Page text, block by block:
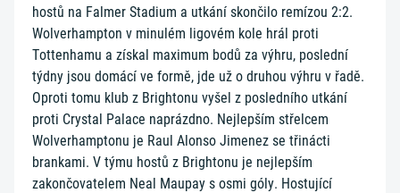
hostů na Falmer Stadium a utkání skončilo remízou 2:2.
Wolverhampton v minulém ligovém kole hrál proti
Tottenhamu a získal maximum bodů za výhru, poslední
týdny jsou domácí ve formě, jde už o druhou výhru v řadě.
Oproti tomu klub z Brightonu vyšel z posledního utkání
proti Crystal Palace naprázdno. Nejlepším střelcem
Wolverhamptonu je Raul Alonso Jimenez se třinácti
brankami. V týmu hostů z Brightonu je nejlepším
zakončovatelem Neal Maupay s osmi góly. Hostující